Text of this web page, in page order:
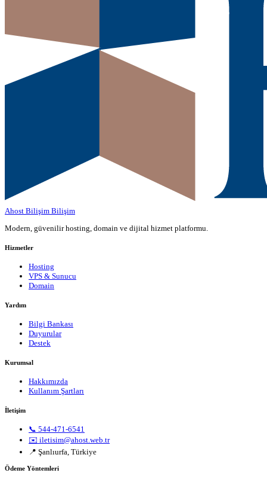
Ahost Bilişim Bilişim
Modern, güvenilir hosting, domain ve dijital hizmet platformu.
Hizmetler
Hosting
VPS & Sunucu
Domain
Yardım
Bilgi Bankası
Duyurular
Destek
Kurumsal
Hakkımızda
Kullanım Şartları
İletişim
📞 544-471-6541
✉️ iletisim@ahost.web.tr
📍 Şanlıurfa, Türkiye
Ödeme Yöntemleri